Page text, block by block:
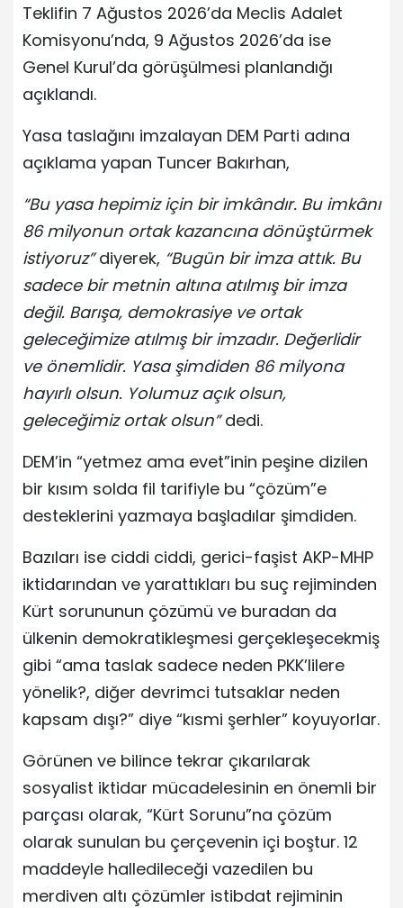
Teklifin 7 Ağustos 2026’da Meclis Adalet
Komisyonu’nda, 9 Ağustos 2026’da ise
Genel Kurul’da görüşülmesi planlandığı
açıklandı.
Yasa taslağını imzalayan DEM Parti adına
açıklama yapan Tuncer Bakırhan,
“Bu yasa hepimiz için bir imkândır. Bu imkânı
86 milyonun ortak kazancına dönüştürmek
istiyoruz”diyerek, “Bugün bir imza attık. Bu
sadece bir metnin altına atılmış bir imza
değil. Barışa, demokrasiye ve ortak
geleceğimize atılmış bir imzadır. Değerlidir
ve önemlidir. Yasa şimdiden 86 milyona
hayırlı olsun. Yolumuz açık olsun,
geleceğimiz ortak olsun”dedi.
DEM’in “yetmez ama evet”inin peşine dizilen
bir kısım solda fil tarifiyle bu “çözüm”e
desteklerini yazmaya başladılar şimdiden.
Bazıları ise ciddi ciddi, gerici-faşist AKP-MHP
iktidarından ve yarattıkları bu suç rejiminden
Kürt sorununun çözümü ve buradan da
ülkenin demokratikleşmesi gerçekleşecekmiş
gibi “ama taslak sadece neden PKK’lilere
yönelik?, diğer devrimci tutsaklar neden
kapsam dışı?” diye “kısmi şerhler” koyuyorlar.
Görünen ve bilince tekrar çıkarılarak
sosyalist iktidar mücadelesinin en önemli bir
parçası olarak, “Kürt Sorunu”na çözüm
olarak sunulan bu çerçevenin içi boştur. 12
maddeyle halledileceği vazedilen bu
merdiven altı çözümler istibdat rejiminin